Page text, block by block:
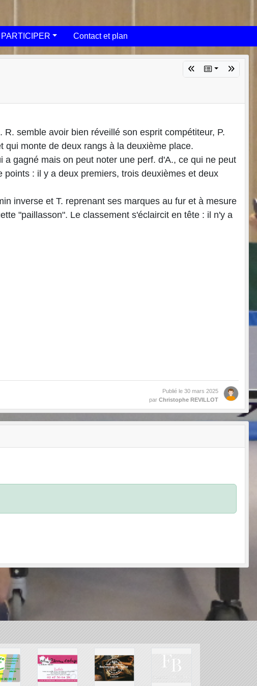
PARTICIPER Contact et plan
semble avoir bien réveillé son esprit compétiteur, P.
qui monte de deux rangs à la deuxième place.
gagné mais on peut noter une perf. d'A., ce qui ne peut
: il y a deux premiers, trois deuxièmes et deux
inverse et T. reprenant ses marques au fur et à mesure
"paillasson". Le classement s'éclaircit en tête : il n'y a
Publié le 30 mars 2025
par Christophe REVILLOT